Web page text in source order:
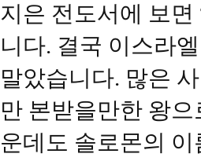
지은 전도서에 보
니다. 결국 이스라
말았습니다. 많은
만 본받을만한 왕
운데도 솔로몬의